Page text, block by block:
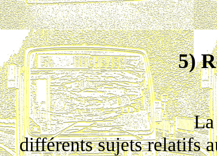
5)
La partie du
différents sujets relatifs